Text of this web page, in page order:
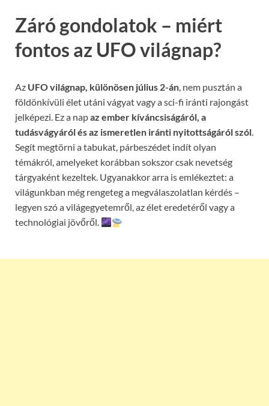
Záró gondolatok – miért
fontos az UFO világnap?
Az UFO világnap, különösen július 2-án, nem pusztán a
földönkívüli élet utáni vágyat vagy a sci-fi iránti rajongást
jelképezi. Ez a napaz ember kíváncsiságáról, a
tudásvágyáról és az ismeretlen iránti nyitottságáról szól.
Segít megtörni a tabukat, párbeszédet indít olyan
témákról, amelyeket korábban sokszor csak nevetség
tárgyaként kezeltek. Ugyanakkor arra is emlékeztet: a
világunkban még rengeteg a megválaszolatlan kérdés –
legyen szó a világegyetemről, az élet eredetéről vagy a
technológiai jövőről.